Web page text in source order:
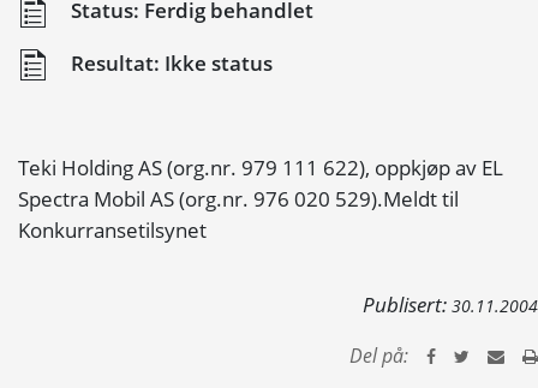
Status: Ferdig behandlet
Resultat: Ikke status
Teki Holding AS (org.nr. 979 111 622), oppkjøp av EL
Spectra Mobil AS (org.nr. 976 020 529).Meldt til
Konkurransetilsynet
Publisert: 30.11.2004
Del på: